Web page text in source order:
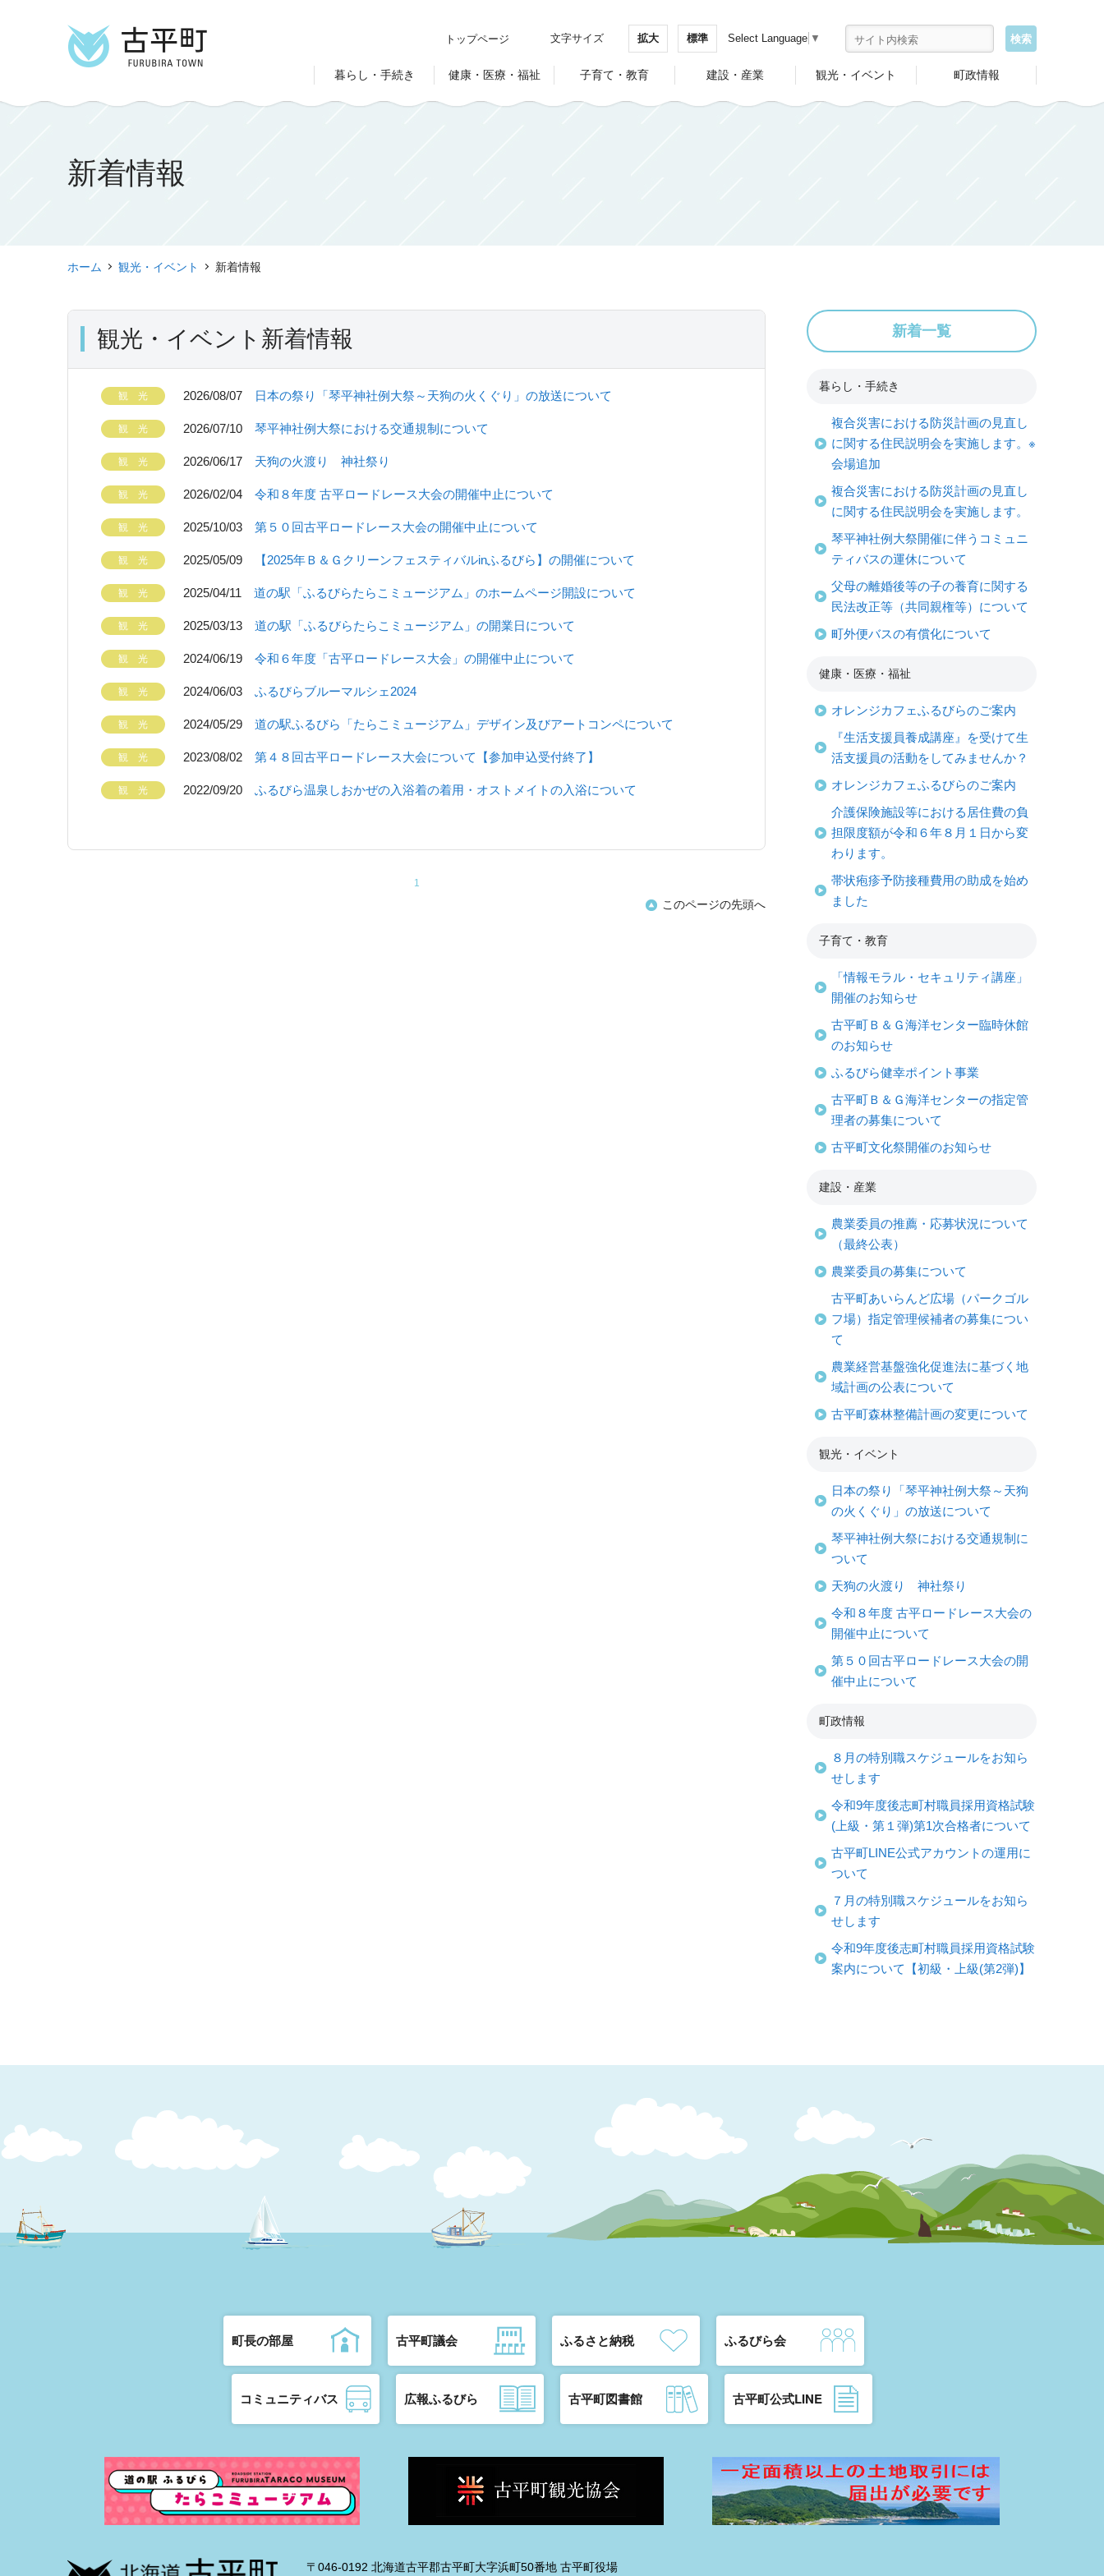
暮らし・手続き 健康・医療・福祉 子育て・教育 建設・産業 観光・イベント 町政情報
トップページ 文字サイズ 拡大 標準 Select Language ▼
新着情報
ホーム 観光・イベント 新着情報
観光・イベント新着情報
2026/08/07 日本の祭り「琴平神社例大祭～天狗の火くぐり」の放送について
2026/07/10 琴平神社例大祭における交通規制について
2026/06/17 天狗の火渡り 神社祭り
2026/02/04 令和８年度 古平ロードレース大会の開催中止について
2025/10/03 第５０回古平ロードレース大会の開催中止について
2025/05/09 【2025年Ｂ＆Ｇクリーンフェスティバルinふるびら】の開催について
2025/04/11 道の駅「ふるびらたらこミュージアム」のホームページ開設について
2025/03/13 道の駅「ふるびらたらこミュージアム」の開業日について
2024/06/19 令和６年度「古平ロードレース大会」の開催中止について
2024/06/03 ふるびらブルーマルシェ2024
2024/05/29 道の駅ふるびら「たらこミュージアム」デザイン及びアートコンペについて
2023/08/02 第４８回古平ロードレース大会について【参加申込受付終了】
2022/09/20 ふるびら温泉しおかぜの入浴着の着用・オストメイトの入浴について
1
このページの先頭へ
新着一覧
暮らし・手続き
複合災害における防災計画の見直し
に関する住民説明会を実施します。※
会場追加
複合災害における防災計画の見直し
に関する住民説明会を実施します。
琴平神社例大祭開催に伴うコミュニ
ティバスの運休について
父母の離婚後等の子の養育に関する
民法改正等（共同親権等）について
町外便バスの有償化について
健康・医療・福祉
オレンジカフェふるびらのご案内
『生活支援員養成講座』を受けて生
活支援員の活動をしてみませんか？
オレンジカフェふるびらのご案内
介護保険施設等における居住費の負
担限度額が令和６年８月１日から変
わります。
帯状疱疹予防接種費用の助成を始め
ました
子育て・教育
「情報モラル・セキュリティ講座」
開催のお知らせ
古平町Ｂ＆Ｇ海洋センター臨時休館
のお知らせ
ふるびら健幸ポイント事業
古平町Ｂ＆Ｇ海洋センターの指定管
理者の募集について
古平町文化祭開催のお知らせ
建設・産業
農業委員の推薦・応募状況について
（最終公表）
農業委員の募集について
古平町あいらんど広場（パークゴル
フ場）指定管理候補者の募集につい
て
農業経営基盤強化促進法に基づく地
域計画の公表について
古平町森林整備計画の変更について
観光・イベント
日本の祭り「琴平神社例大祭～天狗
の火くぐり」の放送について
琴平神社例大祭における交通規制に
ついて
天狗の火渡り 神社祭り
令和８年度 古平ロードレース大会の
開催中止について
第５０回古平ロードレース大会の開
催中止について
町政情報
８月の特別職スケジュールをお知ら
せします
令和9年度後志町村職員採用資格試験
(上級・第１弾)第1次合格者について
古平町LINE公式アカウントの運用に
ついて
７月の特別職スケジュールをお知ら
せします
令和9年度後志町村職員採用資格試験
案内について【初級・上級(第2弾)】
町長の部屋 古平町議会 ふるさと納税 ふるびら会
コミュニティバス 広報ふるびら 古平町図書館 古平町公式LINE
〒046-0192 北海道古平郡古平町大字浜町50番地 古平町役場